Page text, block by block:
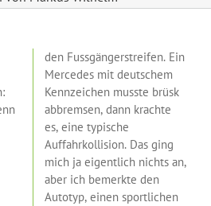
den Fussgängerstreifen. Ein
Mercedes mit deutschem
Kennzeichen musste brüsk
abbremsen, dann krachte
es, eine typische
Auffahrkollision. Das ging
mich ja eigentlich nichts an,
aber ich bemerkte den
Autotyp, einen sportlichen